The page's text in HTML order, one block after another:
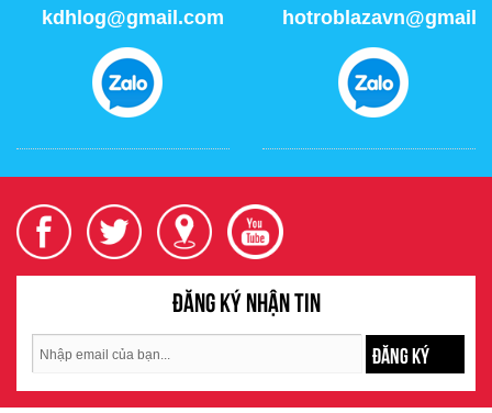
kdhlog@gmail.com
Đăng ký nhận tin
ĐĂNG KÝ